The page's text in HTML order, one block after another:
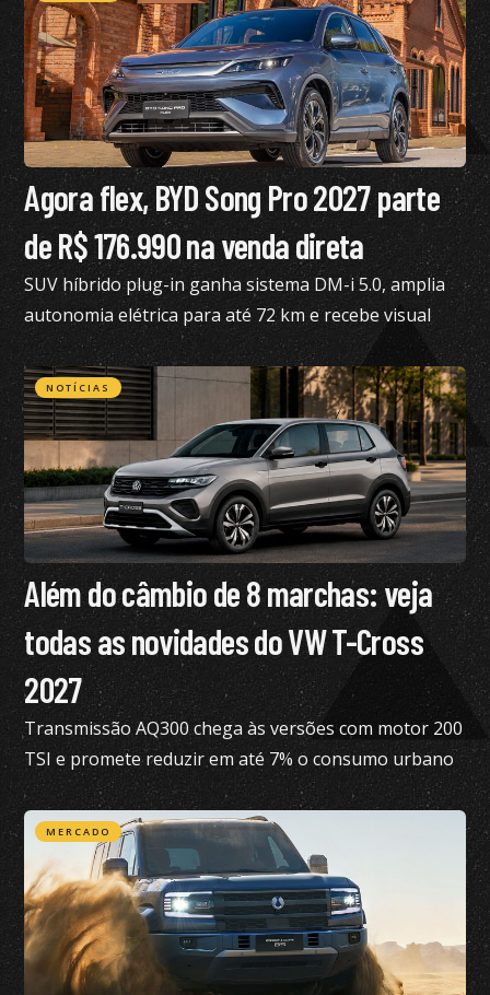
Agora flex, BYD Song Pro 2027 parte
de R$ 176.990 na venda direta
SUV híbrido plug-in ganha sistema DM-i 5.0, amplia
autonomia elétrica para até 72 km e recebe visual
renovado
NOTÍCIAS
Além do câmbio de 8 marchas: veja
todas as novidades do VW T-Cross
2027
Transmissão AQ300 chega às versões com motor 200
TSI e promete reduzir em até 7% o consumo urbano
com gasolina
MERCADO